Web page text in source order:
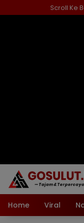
ke
Scroll Ke
Home Viral